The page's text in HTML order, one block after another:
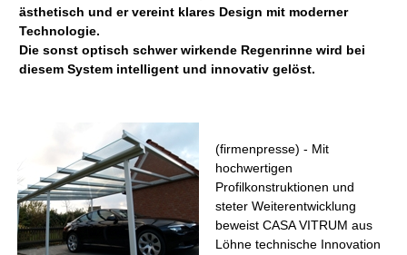
ästhetisch und er vereint klares Design mit moderner
Technologie.
Die sonst optisch schwer wirkende Regenrinne wird bei
diesem System intelligent und innovativ gelöst.
(firmenpresse) - Mit
hochwertigen
Profilkonstruktionen und
steter Weiterentwicklung
beweist CASA VITRUM aus
Löhne technische Innovation